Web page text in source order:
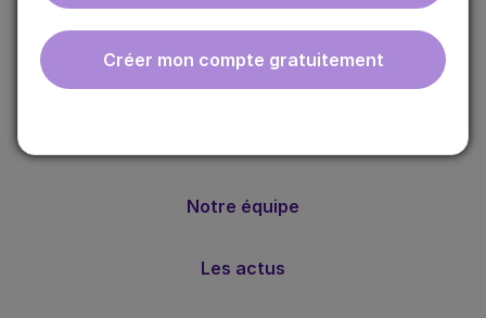
Créer mon compte gratuitement
ebmfrance est une base de connaissances médicales
gratuite adaptée à la pratique de la médecine générale.
Notre équipe
Les actus